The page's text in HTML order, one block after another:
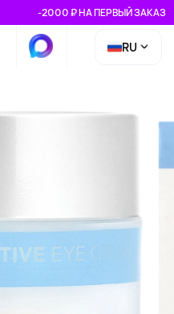
-2000 ₽ НА ПЕРВЫЙ ЗАКАЗ
RU